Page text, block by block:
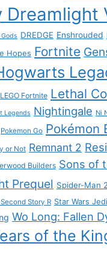
Dreamlight
DREDGE Enshrouded
Hopes Fortnite
LEGO Fortnite Lethal
Legends Nightingale Ni
Pokemon Go Pokémon
or Not Remnant 2
Builders Sons of
Prequel Spider-Man 2
Story R Star Wars
Wo Long: Fallen
of the